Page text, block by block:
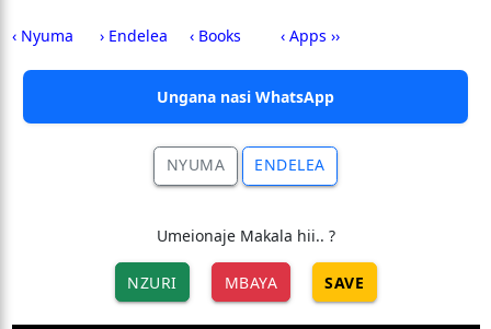
‹ Nyuma › Endelea ‹ Books ‹ Apps ››
Ungana nasi WhatsApp
NYUMA ENDELEA
Umeionaje Makala hii.. ?
NZURI MBAYA SAVE